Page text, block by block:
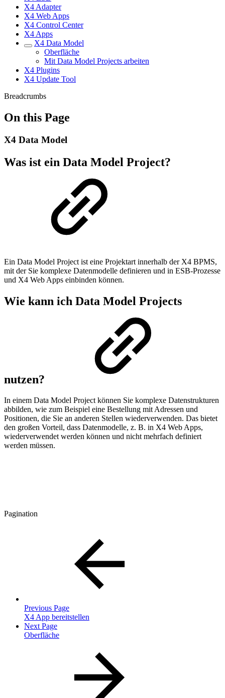
X4 Adapter
X4 Web Apps
X4 Control Center
X4 Apps
X4 Data Model
Oberfläche
Mit Data Model Projects arbeiten
X4 Plugins
X4 Update Tool
Breadcrumbs
On this Page
X4 Data Model
Was ist ein Data Model Project?
Ein Data Model Project ist eine Projektart innerhalb der X4 BPMS,
mit der Sie komplexe Datenmodelle definieren und in ESB-Prozesse
und X4 Web Apps einbinden können.
Wie kann ich Data Model Projects
nutzen?
In einem Data Model Project können Sie komplexe Datenstrukturen
abbilden, wie zum Beispiel eine Bestellung mit Adressen und
Positionen, die Sie an anderen Stellen wiederverwenden. Das bietet
den großen Vorteil, dass Datenmodelle, z. B. in X4 Web Apps,
wiederverwendet werden können und nicht mehrfach definiert
werden müssen.
Pagination
Previous Page
X4 App bereitstellen
Next Page
Oberfläche